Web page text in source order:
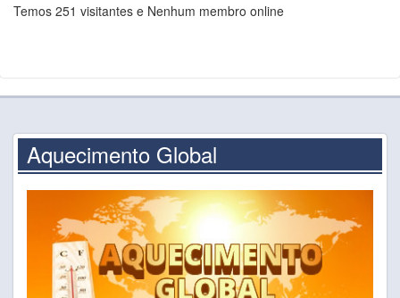
Temos 251 visitantes e Nenhum membro online
Aquecimento Global